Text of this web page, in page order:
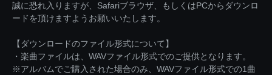
誠に恐れ入りますが、Safariブラウザ、もしくはPCからダウンロ
ードを頂けますようお願いいたします。
【ダウンロードのファイル形式について】
・楽曲ファイルは、WAVファイル形式でのご提供となります。
※アルバムでご購入された場合のみ、WAVファイル形式での1曲